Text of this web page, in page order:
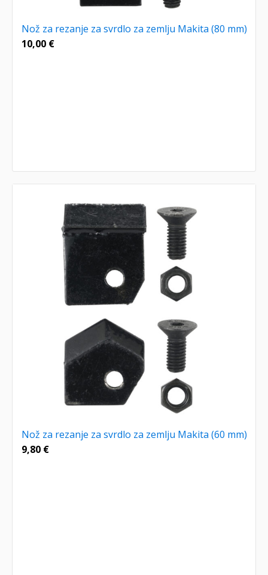
Nož za rezanje za svrdlo za zemlju Makita (80 mm)
10,00 €
Nož za rezanje za svrdlo za zemlju Makita (60 mm)
9,80 €